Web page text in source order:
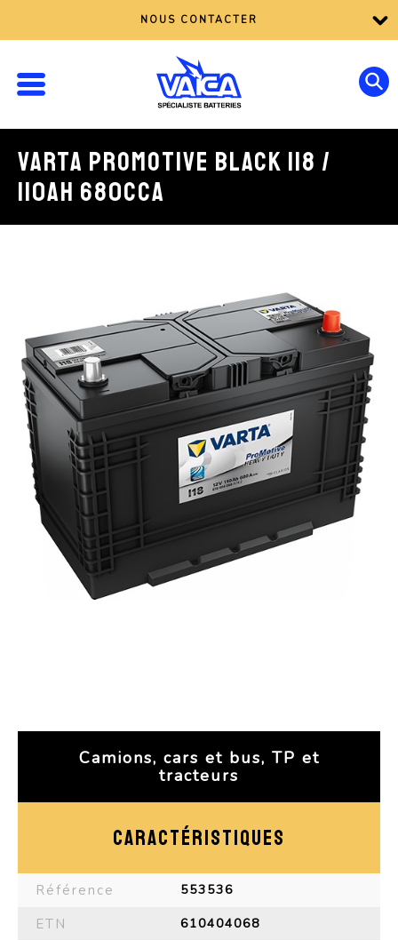
NOUS CONTACTER
VARTA PROMOTIVE BLACK I18 /
110AH 680CCA
Camions, cars et bus, TP et
tracteurs
CARACTÉRISTIQUES
Référence 553536
ETN 610404068